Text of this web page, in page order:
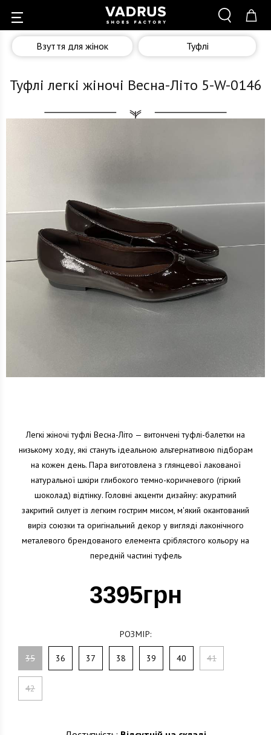
Взуття для жінок Туфлі
Туфлі легкі жіночі Весна-Літо 5-W-0146
Легкі жіночі туфлі Весна-Літо — витончені туфлі-балетки на
низькому ходу, які стануть ідеальною альтернативою підборам
на кожен день. Пара виготовлена з глянцевої лакованої
натуральної шкіри глибокого темно-коричневого (гіркий
шоколад) відтінку. Головні акценти дизайну: акуратний
закритий силует із легким гострим мисом, м'який окантований
виріз союзки та оригінальний декор у вигляді лаконічного
металевого брендованого елемента сріблястого кольору на
передній частині туфель
3395грн
РОЗМІР:
35 36 37 38 39 40 41
42